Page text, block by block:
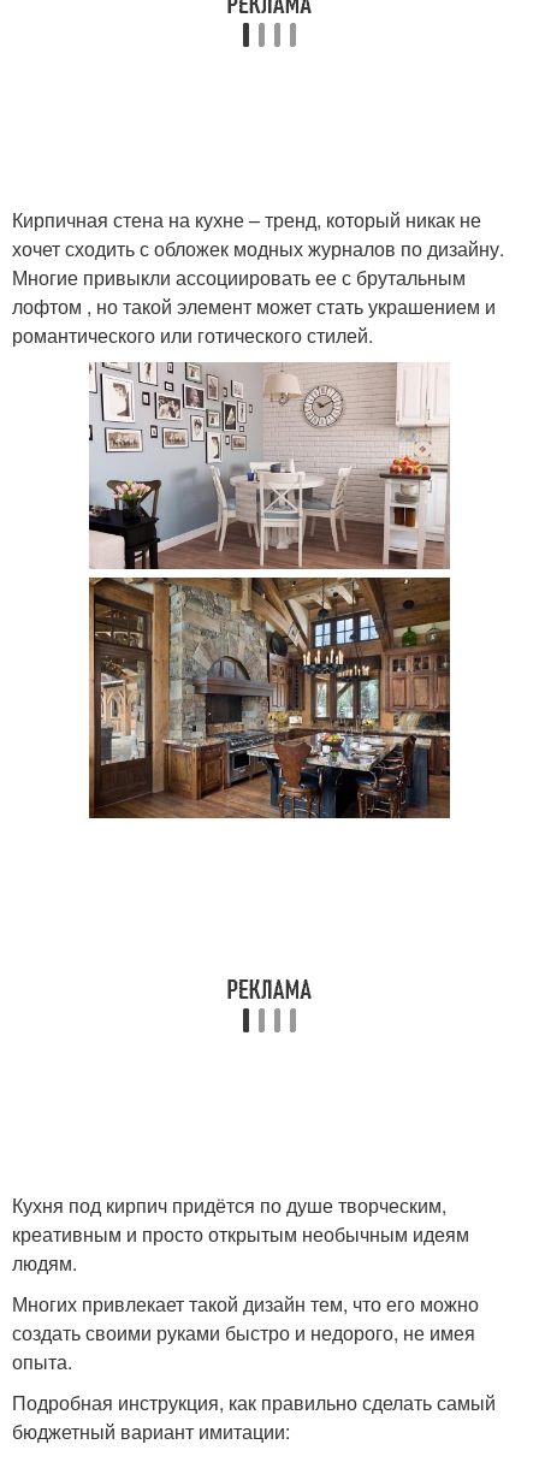
Кирпичная стена на кухне – тренд, который никак не
хочет сходить с обложек модных журналов по дизайну.
Многие привыкли ассоциировать ее с брутальным
лофтом , но такой элемент может стать украшением и
романтического или готического стилей.
Кухня под кирпич придётся по душе творческим,
креативным и просто открытым необычным идеям
людям.
Многих привлекает такой дизайн тем, что его можно
создать своими руками быстро и недорого, не имея
опыта.
Подробная инструкция, как правильно сделать самый
бюджетный вариант имитации: